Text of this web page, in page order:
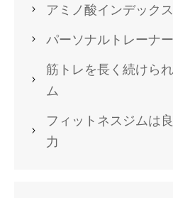
アミノ酸インデック
パーソナルトレーナ
筋トレを長く続けら
ム
フィットネスジムは
力